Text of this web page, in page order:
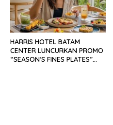
HARRIS HOTEL BATAM
CENTER LUNCURKAN PROMO
“SEASON’S FINES PLATES”